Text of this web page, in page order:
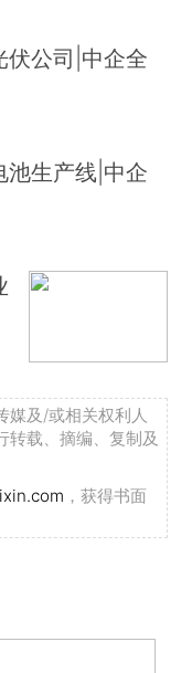
伏公司|中企全
池生产线|中企
媒及/或相关权利人
转载、摘编、复制及
，获得书面